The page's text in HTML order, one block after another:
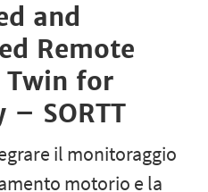
and
Remote
for
– SORTT
il monitoraggio
motorio e la